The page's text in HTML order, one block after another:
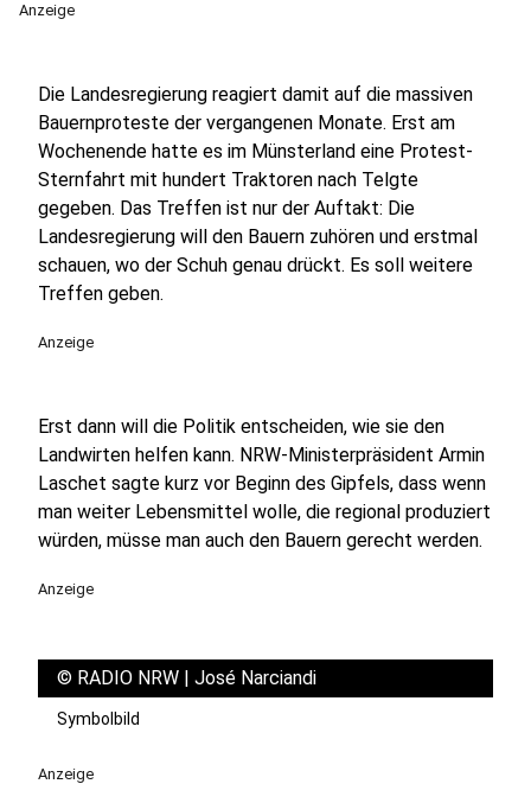
Anzeige
Die Landesregierung reagiert damit auf die massiven
Bauernproteste der vergangenen Monate. Erst am
Wochenende hatte es im Münsterland eine Protest-
Sternfahrt mit hundert Traktoren nach Telgte
gegeben. Das Treffen ist nur der Auftakt: Die
Landesregierung will den Bauern zuhören und erstmal
schauen, wo der Schuh genau drückt. Es soll weitere
Treffen geben.
Anzeige
Erst dann will die Politik entscheiden, wie sie den
Landwirten helfen kann. NRW-Ministerpräsident Armin
Laschet sagte kurz vor Beginn des Gipfels, dass wenn
man weiter Lebensmittel wolle, die regional produziert
würden, müsse man auch den Bauern gerecht werden.
Anzeige
© RADIO NRW | José Narciandi
Symbolbild
Anzeige